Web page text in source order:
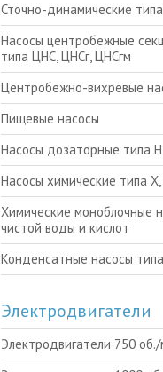
Сточно-динамические
Насосы центробежные секционные
типа ЦНС, ЦНСг, ЦНСгм
Центробежно-вихревые
Пищевые насосы
Насосы дозаторные типа
Насосы химические типа
Химические моноблочные насосы для
чистой воды и кислот
Конденсатные насосы
Электродвигатели
Электродвигатели 750